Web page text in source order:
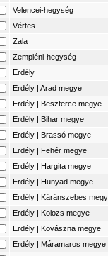
Velencei-hegység
Vértes
Zala
Zempléni-hegység
Erdély
Erdély | Arad megye
Erdély | Beszterce megye
Erdély | Bihar megye
Erdély | Brassó megye
Erdély | Fehér megye
Erdély | Hargita megye
Erdély | Hunyad megye
Erdély | Káránszebes
Erdély | Kolozs megye
Erdély | Kovászna megye
Erdély | Máramaros megye